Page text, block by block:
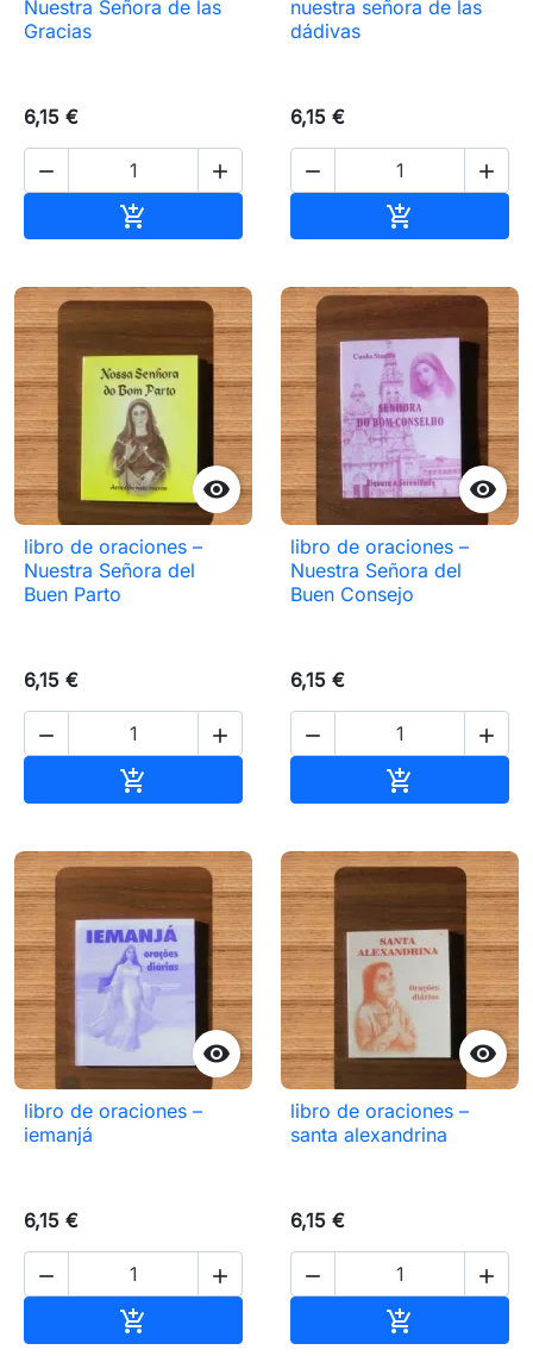
Nuestra Señora de las
Gracias
6,15 €
 

nuestra señora de las
dádivas
6,15 €
 


libro de oraciones –
Nuestra Señora del
Buen Parto
6,15 €
 


libro de oraciones –
Nuestra Señora del
Buen Consejo
6,15 €
 


libro de oraciones –
iemanjá
6,15 €
 


libro de oraciones –
santa alexandrina
6,15 €
 
